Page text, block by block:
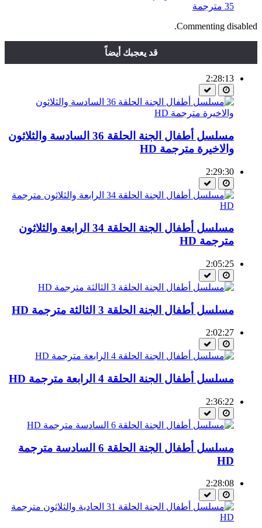
35 مترجمة
Commenting disabled.
قد يعجبك أيضاً
2:28:13
مسلسل أطفال الجنة الحلقة 36 السادسة والثلاثون
والاخيرة مترجمة HD
2:29:30
مسلسل أطفال الجنة الحلقة 34 الرابعة والثلاثون
مترجمة HD
2:05:25
مسلسل أطفال الجنة الحلقة 3 الثالثة مترجمة HD
2:02:27
مسلسل أطفال الجنة الحلقة 4 الرابعة مترجمة HD
2:36:22
مسلسل أطفال الجنة الحلقة 6 السادسة مترجمة
HD
2:28:08